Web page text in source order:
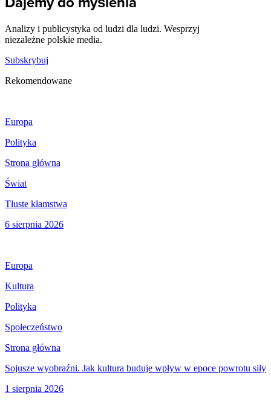
Analizy i publicystyka od ludzi dla ludzi. Wesprzyj
niezależne polskie media.
Subskrybuj
Rekomendowane
Europa
Polityka
Strona główna
Świat
Tłuste kłamstwa
6 sierpnia 2026
Europa
Kultura
Polityka
Społeczeństwo
Strona główna
Sojusze wyobraźni. Jak kultura buduje wpływ w epoce powrotu siły
1 sierpnia 2026